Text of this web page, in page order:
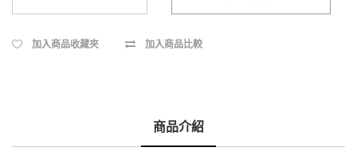
加入商品收藏夾 加入商品比較
商品介紹